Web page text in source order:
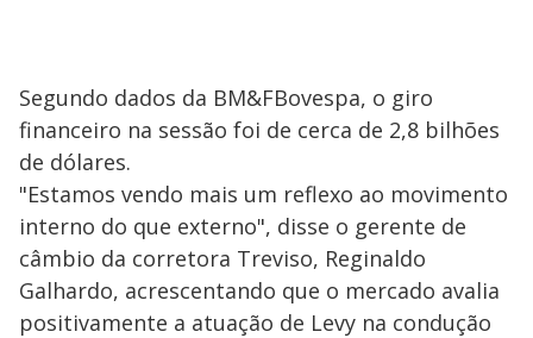
Segundo dados da BM&FBovespa, o giro
financeiro na sessão foi de cerca de 2,8 bilhões
de dólares.
"Estamos vendo mais um reflexo ao movimento
interno do que externo", disse o gerente de
câmbio da corretora Treviso, Reginaldo
Galhardo, acrescentando que o mercado avalia
positivamente a atuação de Levy na condução